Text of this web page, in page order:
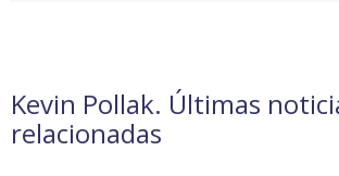
Kevin Pollak. Últimas
relacionadas